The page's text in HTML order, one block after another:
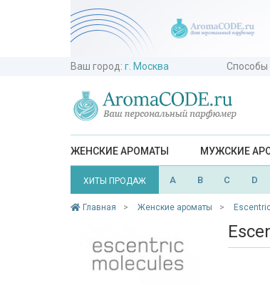
Ваш город: г. Москва Способы
ЖЕНСКИЕ АРОМАТЫ МУЖСКИЕ
ХИТЫ ПРОДАЖ A B C D
Главная Женские ароматы